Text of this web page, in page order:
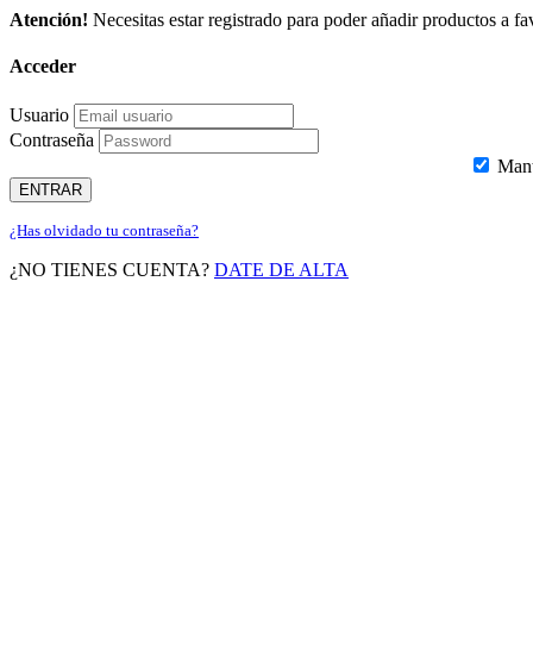
Atención! Necesitas estar registrado para poder añadir productos a
Acceder
Usuario
Contraseña
ENTRAR
¿Has olvidado tu contraseña?
¿NO TIENES CUENTA? DATE DE ALTA